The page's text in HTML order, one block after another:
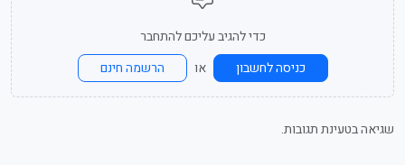
כדי להגיב עליכם להתחבר
כניסה לחשבון
או הרשמה חינם
שגיאה בטעינת תגובות.